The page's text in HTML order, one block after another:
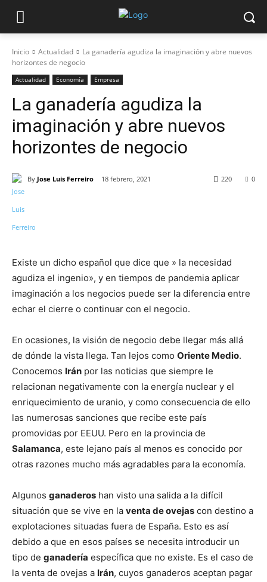
Inicio Actualidad
La ganadería agudiza la imaginación y abre nuevos
horizontes de negocio
Actualidad Economía Empresa
La ganadería agudiza la
imaginación y abre nuevos
horizontes de negocio
By Jose Luis Ferreiro 18 febrero, 2021 0
220
Existe un dicho español que dice que » la necesidad
agudiza el ingenio», y en tiempos de pandemia aplicar
imaginación a los negocios puede ser la diferencia entre
echar el cierre o continuar con el negocio.
En ocasiones, la visión de negocio debe llegar más allá
de dónde la vista llega. Tan lejos como Oriente Medio.
Conocemos Irán por las noticias que siempre le
relacionan negativamente con la energía nuclear y el
enriquecimiento de uranio, y como consecuencia de ello
las numerosas sanciones que recibe este país
promovidas por EEUU. Pero en la provincia de
Salamanca, este lejano país al menos es conocido por
otras razones mucho más agradables para la economía.
Algunos ganaderos han visto una salida a la difícil
situación que se vive en la venta de ovejas con destino a
explotaciones situadas fuera de España. Esto es así
debido a que en esos países se necesita introducir un
tipo de ganadería específica que no existe. Es el caso de
la venta de ovejas a Irán, cuyos ganaderos aceptan pagar